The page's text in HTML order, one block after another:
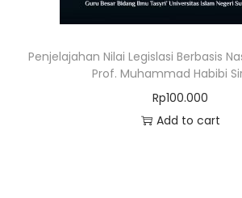
Penjelajahan Nilai Legislasi Berbasis
Prof. Muhammad Habibi
Rp100.000
Add to cart